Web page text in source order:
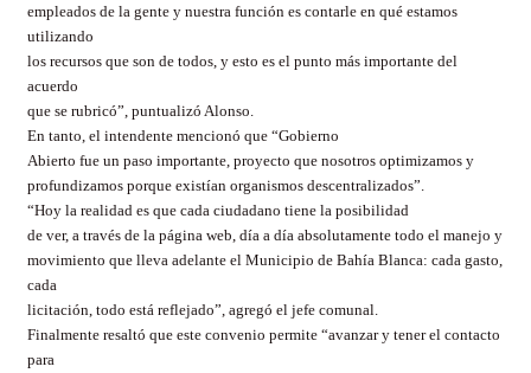
empleados de la gente y nuestra función es contarle en qué estamos
utilizando
los recursos que son de todos, y esto es el punto más importante del
acuerdo
que se rubricó”, puntualizó Alonso.
En tanto, el intendente mencionó que “Gobierno
Abierto fue un paso importante, proyecto que nosotros optimizamos y
profundizamos porque existían organismos descentralizados”.
“Hoy la realidad es que cada ciudadano tiene la posibilidad
de ver, a través de la página web, día a día absolutamente todo el manejo y
movimiento que lleva adelante el Municipio de Bahía Blanca: cada gasto,
cada
licitación, todo está reflejado”, agregó el jefe comunal.
Finalmente resaltó que este convenio permite “avanzar y tener el contacto
para